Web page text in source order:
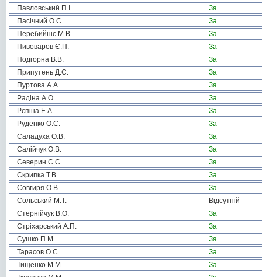
Павловський П.І.
За
Пасічний О.С.
За
Перебийніс М.В.
За
Пивоваров Є.П.
За
Подгорна В.В.
За
Припутень Д.С.
За
Пуртова А.А.
За
Радіна А.О.
За
Рєпіна Е.А.
За
Руденко О.С.
За
Саладуха О.В.
За
Салійчук О.В.
За
Северин С.С.
За
Скрипка Т.В.
За
Совгиря О.В.
За
Сольський М.Т.
Відсутній
Стернійчук В.О.
За
Стріхарський А.П.
За
Сушко П.М.
За
Тарасов О.С.
За
Тищенко М.М.
За